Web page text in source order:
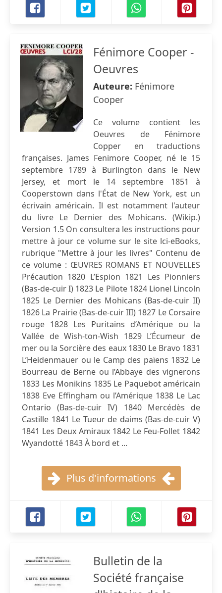
Fénimore Cooper -
Oeuvres
Auteure: Fénimore
Cooper
Ce volume contient les
Oeuvres de Fénimore
Copper en traductions
françaises. James Fenimore Cooper, né le 15
septembre 1789 à Burlington dans le New
Jersey, et mort le 14 septembre 1851 à
Cooperstown dans l'État de New York, est un
écrivain américain. Il est notamment l'auteur
du livre Le Dernier des Mohicans. (Wikip.)
Version 1.5 On consultera les instructions pour
mettre à jour ce volume sur le site lci-eBooks,
rubrique "Mettre à jour les livres" Contenu de
ce volume : ŒUVRES ROMANS ET NOUVELLES
Précaution 1820 L’Espion 1821 Les Pionniers
(Bas-de-cuir I) 1823 Le Pilote 1824 Lionel Lincoln
1825 Le Dernier des Mohicans (Bas-de-cuir II)
1826 La Prairie (Bas-de-cuir III) 1827 Le Corsaire
rouge 1828 Les Puritains d’Amérique ou la
Vallée de Wish-ton-Wish 1829 L’Écumeur de
mer ou la Sorcière des eaux 1830 Le Bravo 1831
L’Heidenmauer ou le Camp des païens 1832 Le
Bourreau de Berne ou l’Abbaye des vignerons
1833 Les Monikins 1835 Le Paquebot américain
1838 Eve Effingham ou l’Amérique 1838 Le Lac
Ontario (Bas-de-cuir IV) 1840 Mercédès de
Castille 1841 Le Tueur de daims (Bas-de-cuir V)
1841 Les Deux Amiraux 1842 Le Feu-Follet 1842
Wyandotté 1843 À bord et ...
Plus d'informations
Bulletin de la
Société française